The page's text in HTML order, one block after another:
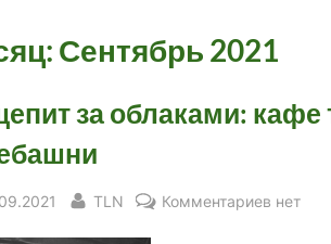
Сентябрь 2021
за облаками: кафе
By
TLN Комментариев кнет